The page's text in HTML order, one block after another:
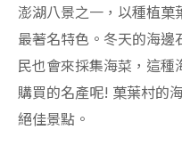
澎湖八景之一，以種植
最著名特色。冬天的海
民也會來採集海菜，這
購買的名產呢! 菓葉村的
絕佳景點。